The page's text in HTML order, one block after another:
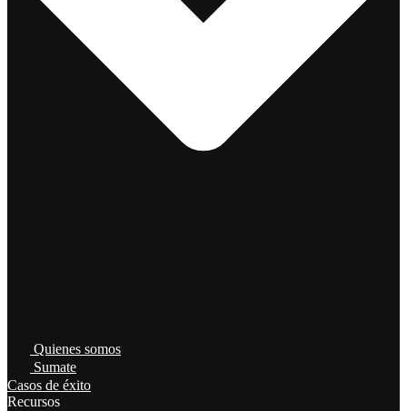
Quienes somos
Sumate
Casos de éxito
Recursos